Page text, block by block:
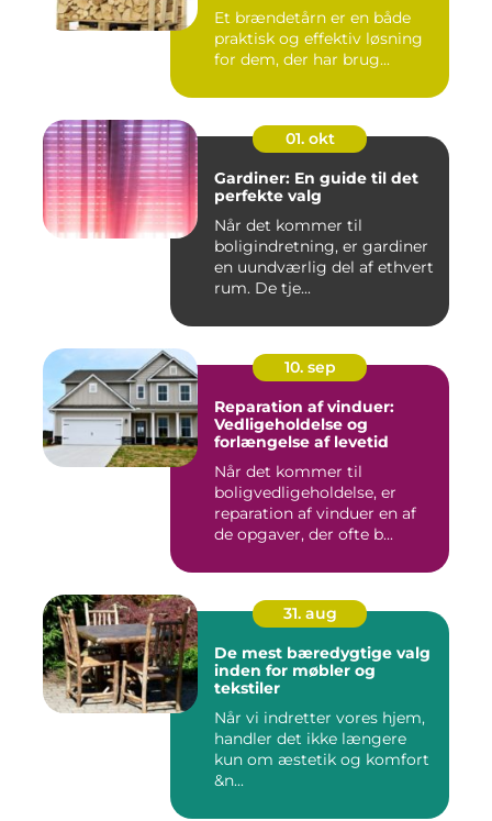
Et brændetårn er en både
praktisk og effektiv løsning
for dem, der har brug...
01. okt
Gardiner: En guide til det
perfekte valg
Når det kommer til
boligindretning, er gardiner
en uundværlig del af ethvert
rum. De tje...
10. sep
Reparation af vinduer:
Vedligeholdelse og
forlængelse af levetid
Når det kommer til
boligvedligeholdelse, er
reparation af vinduer en af
de opgaver, der ofte b...
31. aug
De mest bæredygtige valg
inden for møbler og
tekstiler
Når vi indretter vores hjem,
handler det ikke længere
kun om æstetik og komfort
&n...